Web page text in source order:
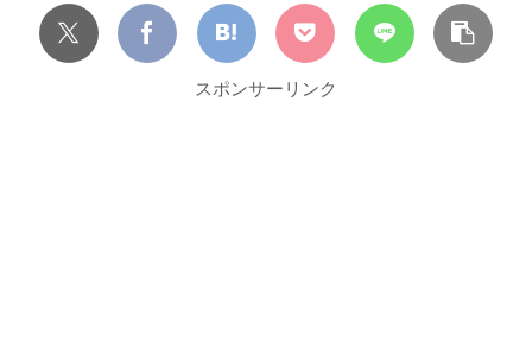
スポンサーリンク